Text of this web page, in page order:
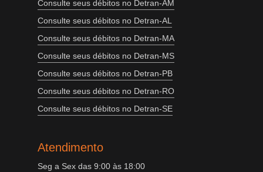
Consulte seus débitos no Detran-AM
Consulte seus débitos no Detran-AL
Consulte seus débitos no Detran-MA
Consulte seus débitos no Detran-MS
Consulte seus débitos no Detran-PB
Consulte seus débitos no Detran-RO
Consulte seus débitos no Detran-SE
Atendimento
Seg a Sex das 9:00 às 18:00